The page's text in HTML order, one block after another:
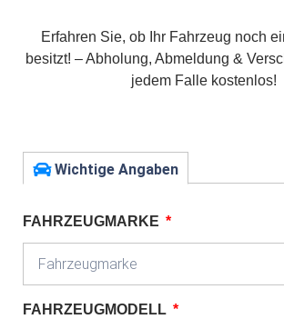
Erfahren Sie, ob Ihr Fahrzeug noch
besitzt! – Abholung, Abmeldung &
jedem Falle kostenlos!
Wichtige Angaben
FAHRZEUGMARKE
FAHRZEUGMODELL